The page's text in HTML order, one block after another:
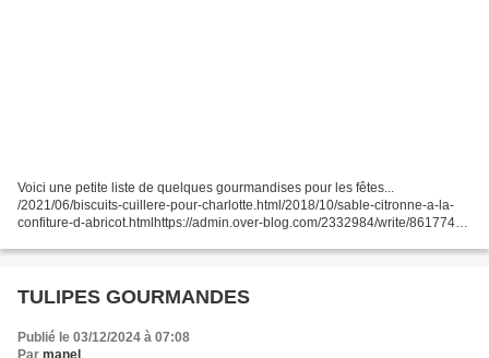
Voici une petite liste de quelques gourmandises pour les fêtes...
/2021/06/biscuits-cuillere-pour-charlotte.html/2018/10/sable-citronne-a-la-
confiture-d-abricot.htmlhttps://admin.over-blog.com/2332984/write/86177491
TULIPES GOURMANDES
Publié le 03/12/2024 à 07:08
Par manel